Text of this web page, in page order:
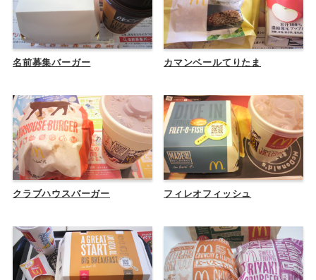
名前募集バーガー カマンベールてりたま
クラブハウスバーガー フィレオフィッシュ